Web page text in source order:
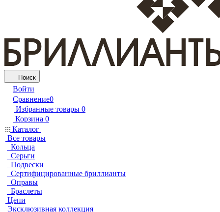
Поиск
Войти
Сравнение0
Избранные товары 0
Корзина 0
Каталог
Все товары
Кольца
Серьги
Подвески
Сертифицированные бриллианты
Оправы
Браслеты
Цепи
Эксклюзивная коллекция